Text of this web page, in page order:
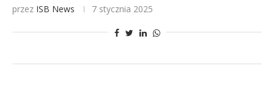
przez ISB News 7 stycznia 2025